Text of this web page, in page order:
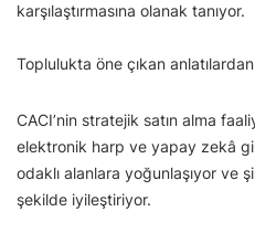
karşılaştırmasına olanak tanıyor.
Toplulukta öne çıkan
CACI’nin stratejik satın alma
elektronik harp ve yapay zekâ
odaklı alanlara yoğunlaşıyor ve
şekilde iyileştiriyor.